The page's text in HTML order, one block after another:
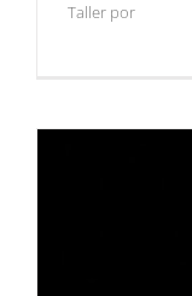
Taller por